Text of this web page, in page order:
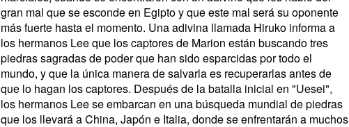
gran mal que se esconde en Egipto y que este mal será su oponente
más fuerte hasta el momento. Una adivina llamada Hiruko informa a
los hermanos Lee que los captores de Marion están buscando tres
piedras sagradas de poder que han sido esparcidas por todo el
mundo, y que la única manera de salvarla es recuperarlas antes de
que lo hagan los captores. Después de la batalla inicial en "Uesei",
los hermanos Lee se embarcan en una búsqueda mundial de piedras
que los llevará a China, Japón e Italia, donde se enfrentarán a muchos